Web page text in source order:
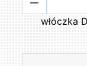
włóczka